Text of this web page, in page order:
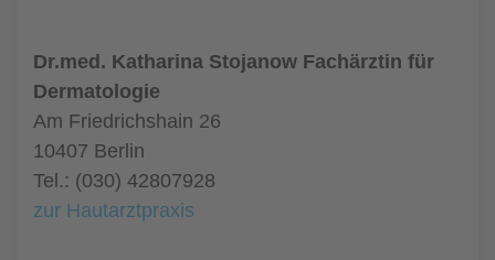
Dr.med. Katharina Stojanow Fachärztin für
Dermatologie
Am Friedrichshain 26
10407 Berlin
Tel.: (030) 42807928
zur Hautarztpraxis